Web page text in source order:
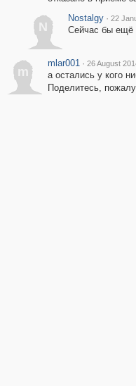
N
Nostalgy · 22
Сейчас бы ещё
m
mlar001 · 26 August
а остались у кого
Поделитесь,